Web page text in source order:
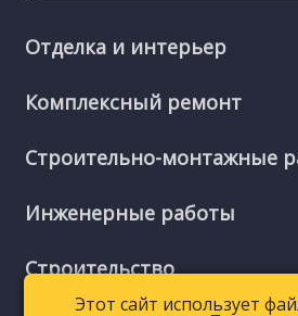
Отделка и интерьер
Комплексный ремонт
Строительно-монтажные
Инженерные работы
Строительство
Этот сайт использует
Этот сайт использует